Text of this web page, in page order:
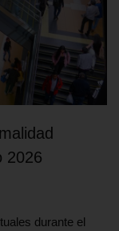
2026
durante el